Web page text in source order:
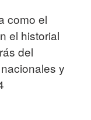
como el
el historial
del
y